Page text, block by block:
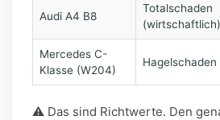
Audi A4 B8
Totalschaden
(wirtschaftlich)
Mercedes C-
Klasse (W204)
Hagelschaden
⚠️ Das sind Richtwerte. Den